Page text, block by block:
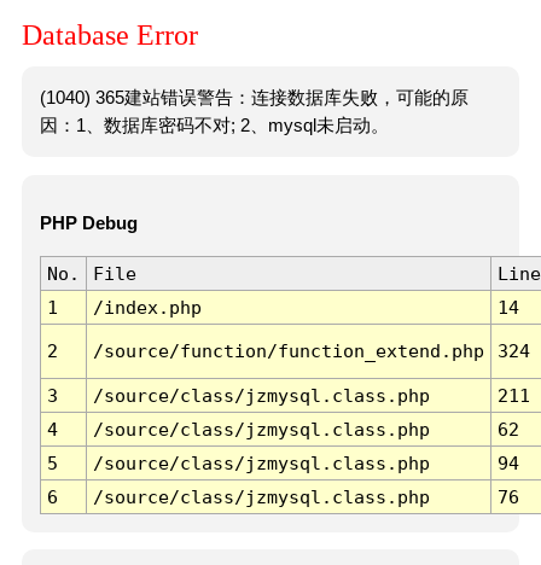
Database Error
(1040) 365建站错误警告：连接数据库失败，可能的原
因：1、数据库密码不对; 2、mysql未启动。
PHP Debug
No. File
Line
1
/index.php 14
2 /source/function/function_extend.php 324
3 /source/class/jzmysql.class.php
211
4
/source/class/jzmysql.class.php
62
5
/source/class/jzmysql.class.php
94
6
/source/class/jzmysql.class.php 76